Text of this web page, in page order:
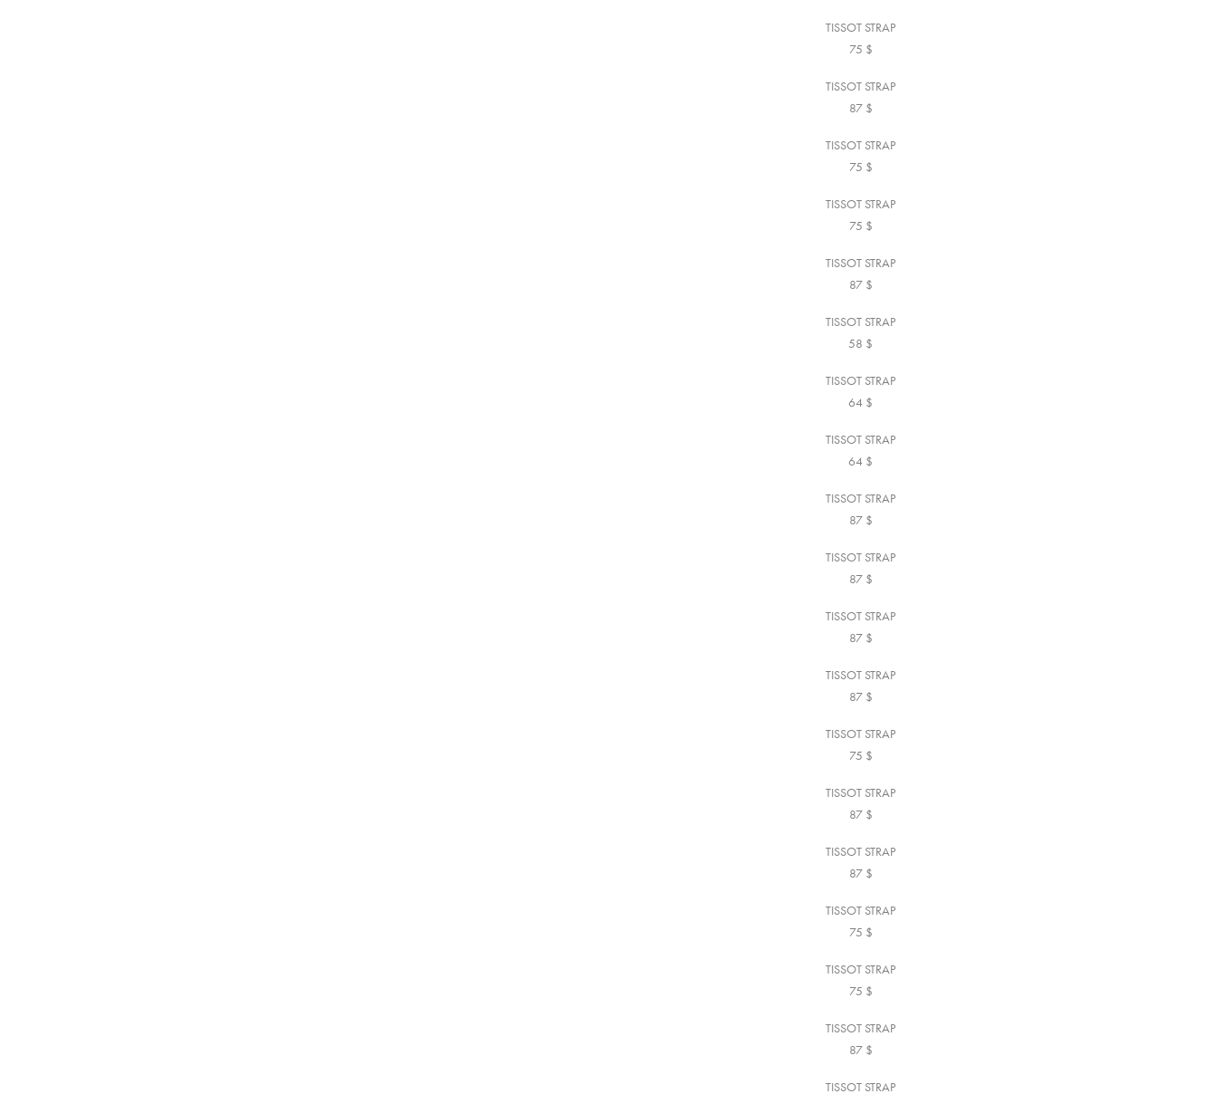
TISSOT STRAP
75 $
TISSOT STRAP
87 $
TISSOT STRAP
75 $
TISSOT STRAP
75 $
TISSOT STRAP
87 $
TISSOT STRAP
58 $
TISSOT STRAP
64 $
TISSOT STRAP
64 $
TISSOT STRAP
87 $
TISSOT STRAP
87 $
TISSOT STRAP
87 $
TISSOT STRAP
87 $
TISSOT STRAP
75 $
TISSOT STRAP
87 $
TISSOT STRAP
87 $
TISSOT STRAP
75 $
TISSOT STRAP
75 $
TISSOT STRAP
87 $
TISSOT STRAP